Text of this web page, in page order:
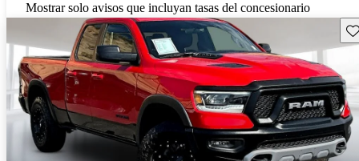
Mostrar solo avisos que incluyan tasas del concesionario